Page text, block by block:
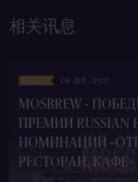
相关讯息
最新消息 09 四月, 2021
MOSBREW -
ПРЕМИИ RUSSIAN
НОМИНАЦИИ
РЕСТОРАН, КАФЕ»